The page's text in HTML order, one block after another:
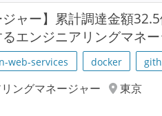
ジャー】累計調達金額
エンジニアリングマネー
web-services docker
ングマネージャー
東京